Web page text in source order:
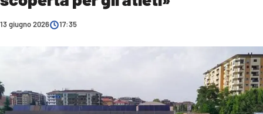
ECONOMIA E LAVORO
CULTURA
13 giugno 2026 17:35